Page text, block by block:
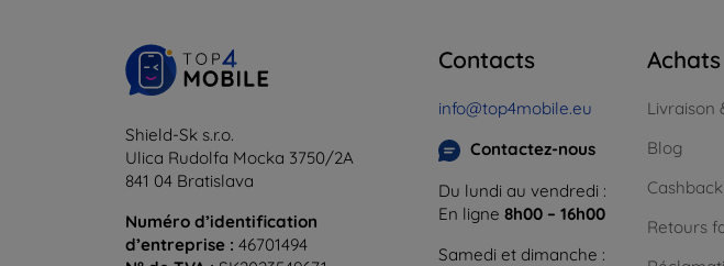
Shield-Sk s.r.o.
Ulica Rudolfa Mocka 3750/2A
841 04 Bratislava
Numéro d’identification
d’entreprise : 46701494
Contacts
info@top4mobile.eu
Contactez-nous
Du lundi au vendredi :
En ligne 8h00 – 16h00
Samedi et dimanche :
Achats
Livraison
Blog
Cashback
Retours